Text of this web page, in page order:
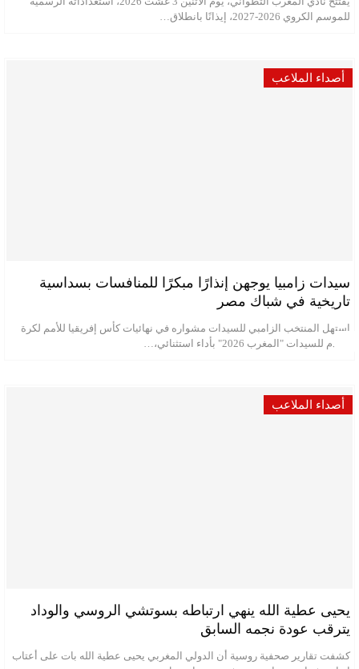
للموسم الكروي 2026-2027، إيذانًا بانطلاق…
أصداء الملاعب
سيدات زامبيا يوجهن إنذارًا مبكرًا للمنافسات بسداسية
تاريخية في شباك مصر
استهل المنتخب الزامبي للسيدات مشواره في نهائيات كأس إفريقيا للأمم لكرة
القدم للسيدات "المغرب 2026" بأداء استثنائي،…
أصداء الملاعب
يحيى عطية الله ينهي ارتباطه بسوتشي الروسي والوداد
يترقب عودة نجمه السابق
كشفت تقارير صحفية روسية أن الدولي المغربي يحيى عطية الله بات على أعتاب